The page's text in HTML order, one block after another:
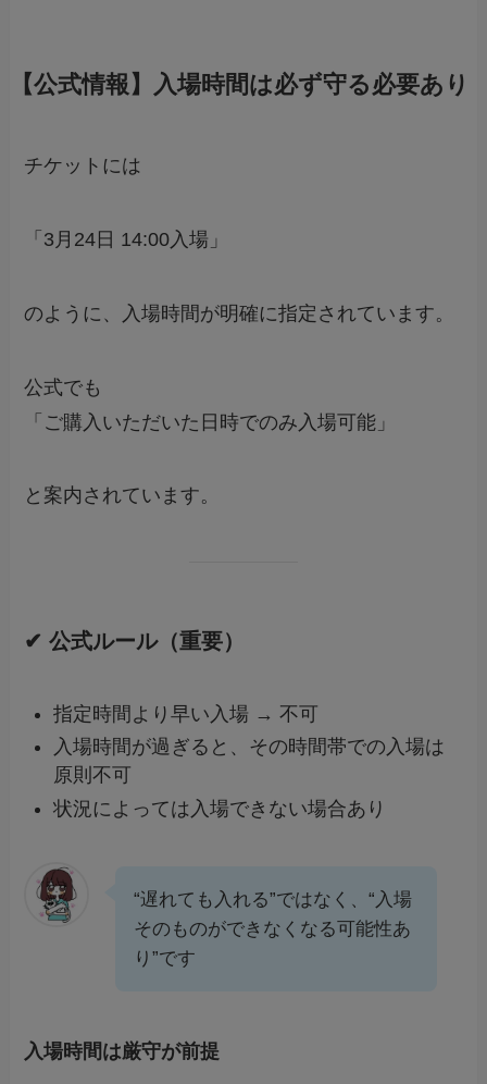
【公式情報】入場時間は必ず守る必要あり
チケットには
「3月24日 14:00入場」
のように、入場時間が明確に指定されています。
公式でも
「ご購入いただいた日時でのみ入場可能」
と案内されています。
✔ 公式ルール（重要）
指定時間より早い入場 → 不可
入場時間が過ぎると、その時間帯での入場は
原則不可
状況によっては入場できない場合あり
“遅れても入れる”ではなく、“入場
そのものができなくなる可能性あ
り”です
入場時間は厳守が前提